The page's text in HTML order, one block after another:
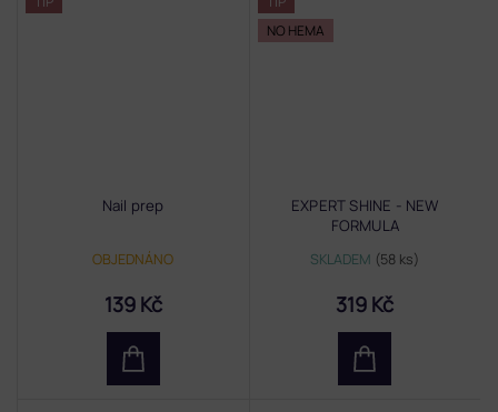
Nail prep
OBJEDNÁNO
139 Kč
NO HEMA
EXPERT SHINE - NEW
FORMULA
SKLADEM (58 ks)
319 Kč